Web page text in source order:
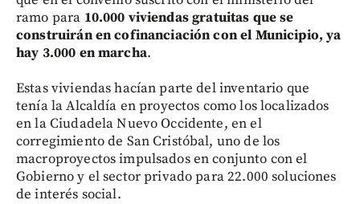
ramo para 10.000 viviendas gratuitas que se
construirán en cofinanciación con el Municipio, ya
hay 3.000 en marcha.
Estas viviendas hacían parte del inventario que
tenía la Alcaldía en proyectos como los localizados
en la Ciudadela Nuevo Occidente, en el
corregimiento de San Cristóbal, uno de los
macroproyectos impulsados en conjunto con el
Gobierno y el sector privado para 22.000 soluciones
de interés social.